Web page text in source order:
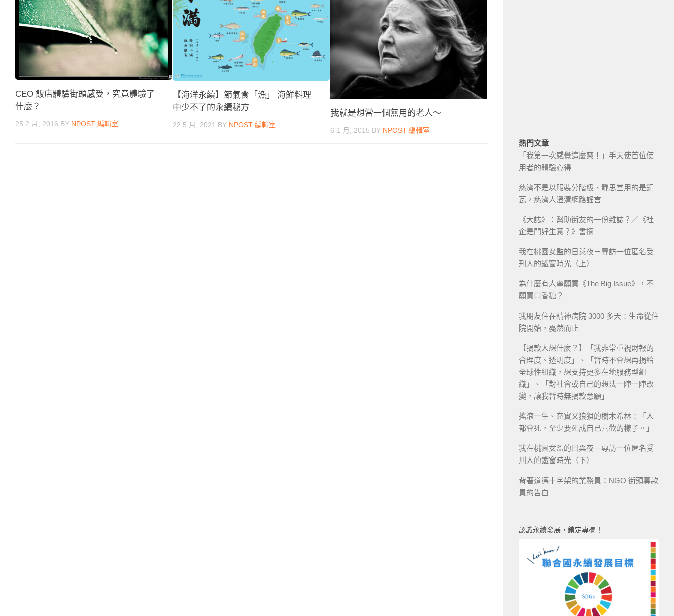
CEO 飯店體驗街頭感受，究竟體驗了
什麼？
25 2 月, 2016 BY NPOST 編輯室
【海洋永續】節氣食「漁」 海鮮料理
中少不了的永續秘方
22 5 月, 2021 BY NPOST 編輯室
我就是想當一個無用的老人～
6 1 月, 2015 BY NPOST 編輯室
熱門文章
「我第一次感覺這麼爽！」手天使首位使
用者的體驗心得
慈濟不是以服裝分階級、靜思堂用的是銅
瓦，慈濟人澄清網路謠言
《大誌》：幫助街友的一份雜誌？／《社
企是門好生意？》書摘
我在桃園女監的日與夜－專訪一位匿名受
刑人的鐵窗時光（上）
為什麼有人寧願買《The Big Issue》，不
願買口香糖？
我朋友住在精神病院 3000 多天：生命從住
院開始，戞然而止
【捐款人想什麼？】「我非常重視財報的
合理度、透明度」、「暫時不會想再捐給
全球性組織，想支持更多在地服務型組
織」、「對社會或自己的想法一陣一陣改
變，讓我暫時無捐款意願」
搖滾一生、充實又狼狽的樹木希林：「人
都會死，至少要死成自己喜歡的樣子。」
我在桃園女監的日與夜－專訪一位匿名受
刑人的鐵窗時光（下）
背著道德十字架的業務員：NGO 街頭募款
員的告白
認識永續發展，鎖定專欄！